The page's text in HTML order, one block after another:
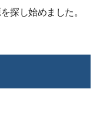
探し始めました。